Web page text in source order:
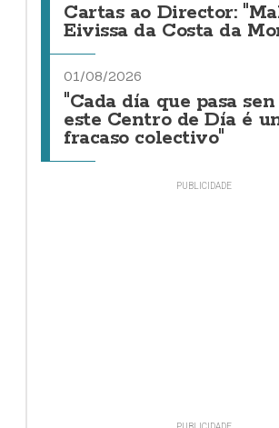
Cartas ao Director:
Eivissa da Costa da
01/08/2026
"Cada día que pasa
este Centro de Día é
fracaso colectivo"